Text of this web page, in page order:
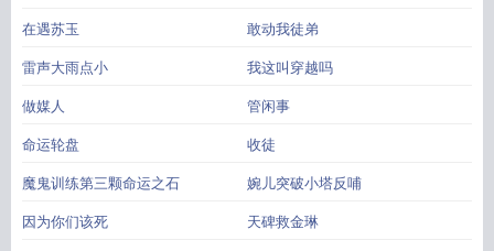
在遇苏玉 敢动我徒弟
雷声大雨点小 我这叫穿越吗
做媒人 管闲事
命运轮盘 收徒
魔鬼训练第三颗命运之石 婉儿突破小塔反哺
因为你们该死 天碑救金琳